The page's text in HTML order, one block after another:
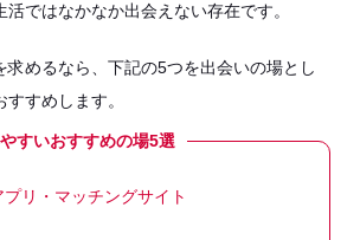
ではなかなか出会えない存在です。
求めるなら、下記の5つを出会いの場とし
すめします。
すいおすすめの場5選
リ・マッチングサイト